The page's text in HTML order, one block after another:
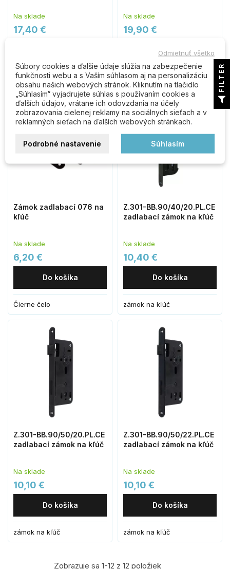
Na sklade
17,40 €
protipožiarny zámok
Na sklade
19,90 €
Do košíka
zámok na kľúč
Zámok zadlabací 076 na
kľúč
Na sklade
6,20 €
Do košíka
Čierne čelo
Z.301-BB.90/40/20.PL.CE
zadlabací zámok na kľúč
Na sklade
10,40 €
Do košíka
zámok na kľúč
Z.301-BB.90/50/20.PL.CE
zadlabací zámok na kľúč
Na sklade
10,10 €
Do košíka
zámok na kľúč
Z.301-BB.90/50/22.PL.CE
zadlabací zámok na kľúč
Na sklade
10,10 €
Do košíka
zámok na kľúč
Zobrazuje sa 1-12 z 12 položiek
Odmietnuť všetko
Súbory cookies a ďalšie údaje slúžia na zabezpečenie
funkčnosti webu a s Vaším súhlasom aj na personalizáciu
obsahu našich webových stránok. Kliknutím na tlačidlo
„Súhlasím“ vyjadrujete súhlas s používaním cookies a
ďalších údajov, vrátane ich odovzdania na účely
zobrazovania cielenej reklamy na sociálnych sieťach a v
reklamných sieťach na ďalších webových stránkach.
Podrobné nastavenie Súhlasím
FILTER